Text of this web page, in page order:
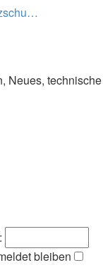
Neues, technische
bleiben